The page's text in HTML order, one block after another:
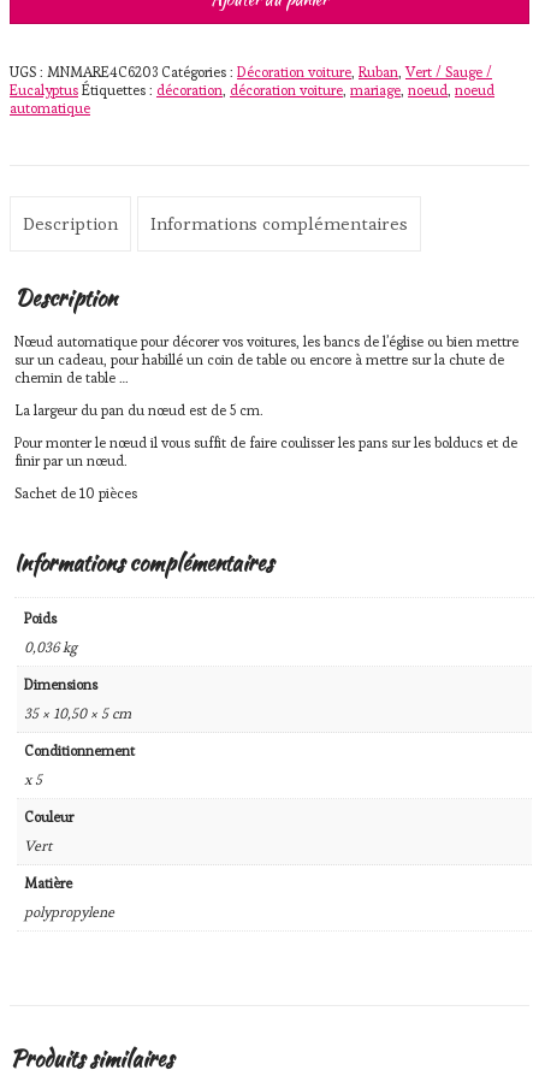
UGS : MNMARE4C6203 Catégories : Décoration voiture Ruban ,Vert / Sauge /
Eucalyptus Étiquettes : décoration décoration voiture mariage noeud noeud
automatique
Description Informations complémentaires
Description
Nœud automatique pour décorer vos voitures, les bancs de l’église ou bien mettre
sur un cadeau, pour habillé un coin de table ou encore à mettre sur la chute de
chemin de table …
La largeur du pan du nœud est de 5 cm.
Pour monter le nœud il vous suffit de faire coulisser les pans sur les bolducs et de
finir par un nœud.
Sachet de 10 pièces
Informations complémentaires
Poids
0,036 kg
Dimensions
35 × 10,50 × 5 cm
Conditionnement
x 5
Couleur
Vert
Matière
polypropylene
Produits similaires